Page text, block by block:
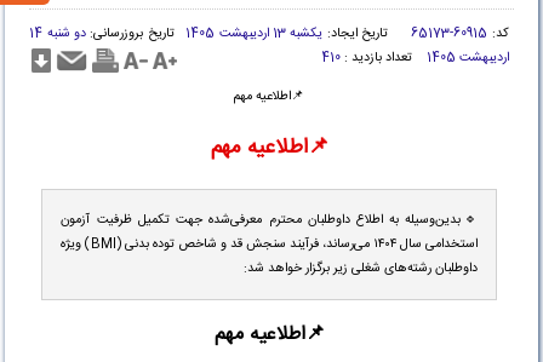
کد: 60915-65173 تاریخ ایجاد: یکشبه 13 اردیبهشت 1405 تاریخ بروزرسانی:
دو شنبه 14
اردیبهشت 1405
تعداد بازدید :410
📌اطلاعیه مهم
📌اطلاعیه مهم
🔹بدین‌وسیله به اطلاع داوطلبان محترم معرفی‌شده جهت تکمیل ظرفیت آزمون
استخدامی سال ۱۴۰۴ می‌رساند، فرآیند سنجش قد و شاخص توده بدنی (BMI) ویژه
داوطلبان رشته‌های شغلی زیر برگزار خواهد شد:
📌اطلاعیه مهم